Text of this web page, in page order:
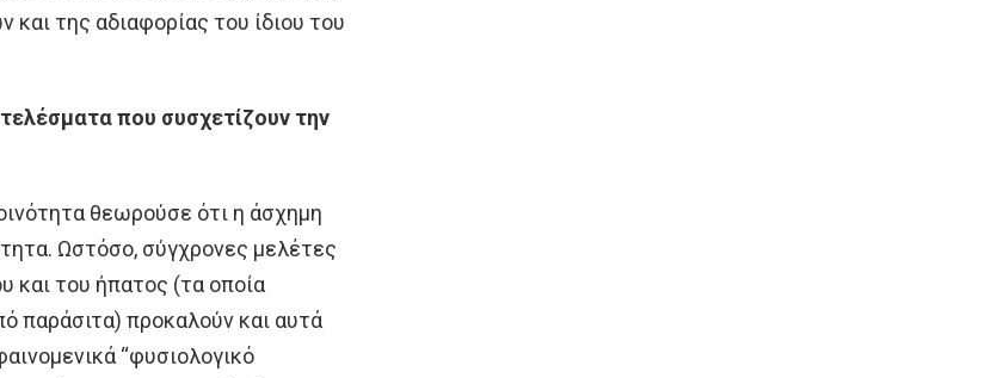
της αδιαφορίας του ίδιου του
που συσχετίζουν την
θεωρούσε ότι η άσχημη
Ωστόσο, σύγχρονες μελέτες
και του ήπατος (τα οποία
παράσιτα) προκαλούν και αυτά
“φυσιολογικό